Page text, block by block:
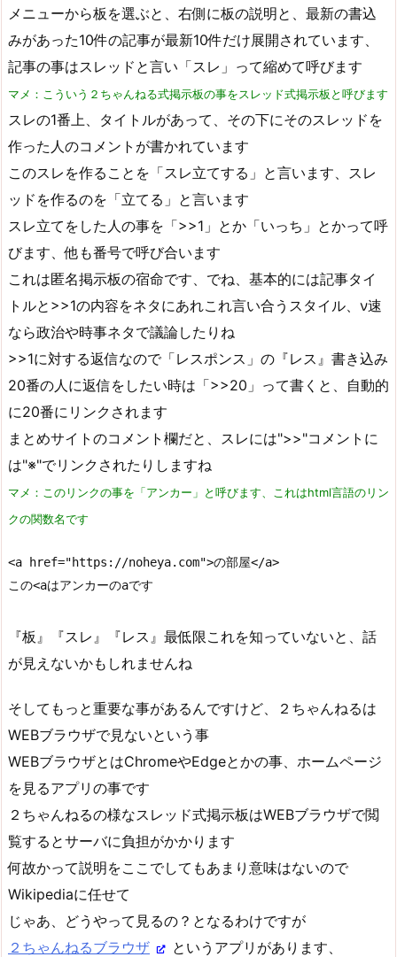
メニューから板を選ぶと、右側に板の説明と、最新の書込
みがあった10件の記事が最新10件だけ展開されています、
記事の事はスレッドと言い「スレ」って縮めて呼びます
マメ：こういう２ちゃんねる式掲示板の事をスレッド式掲示板と呼びます
スレの1番上、タイトルがあって、その下にそのスレッドを
作った人のコメントが書かれています
このスレを作ることを「スレ立てする」と言います、スレ
ッドを作るのを「立てる」と言います
スレ立てをした人の事を「>>1」とか「いっち」とかって呼
びます、他も番号で呼び合います
これは匿名掲示板の宿命です、でね、基本的には記事タイ
トルと>>1の内容をネタにあれこれ言い合うスタイル、ν速
なら政治や時事ネタで議論したりね
>>1に対する返信なので「レスポンス」の『レス』書き込み
20番の人に返信をしたい時は「>>20」って書くと、自動的
に20番にリンクされます
まとめサイトのコメント欄だと、スレには">>"コメントに
は"※"でリンクされたりしますね
マメ：このリンクの事を「アンカー」と呼びます、これはhtml言語のリン
クの関数名です
<a href="https://noheya.com">の部屋</a>
この<aはアンカーのaです
『板』『スレ』『レス』最低限これを知っていないと、話
が見えないかもしれませんね
そしてもっと重要な事があるんですけど、２ちゃんねるは
WEBブラウザで見ないという事
WEBブラウザとはChromeやEdgeとかの事、ホームページ
を見るアプリの事です
２ちゃんねるの様なスレッド式掲示板はWEBブラウザで閲
覧するとサーバに負担がかかります
何故かって説明をここでしてもあまり意味はないので
Wikipediaに任せて
じゃあ、どうやって見るの？となるわけですが
２ちゃんねるブラウザ
というアプリがあります、